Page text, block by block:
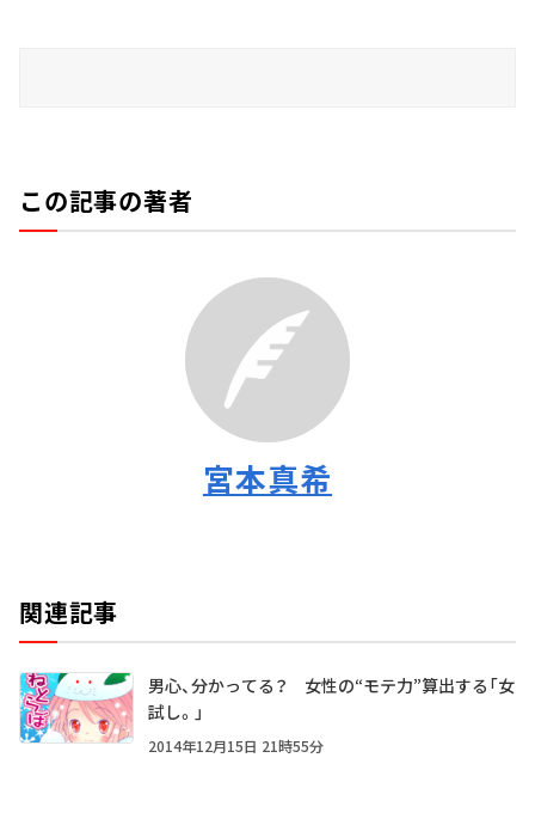
この記事の著者
宮本真希
関連記事
男心、分かってる？ 女性の“モテ力”算出する「女
試し。」
2014年12月15日 21時55分